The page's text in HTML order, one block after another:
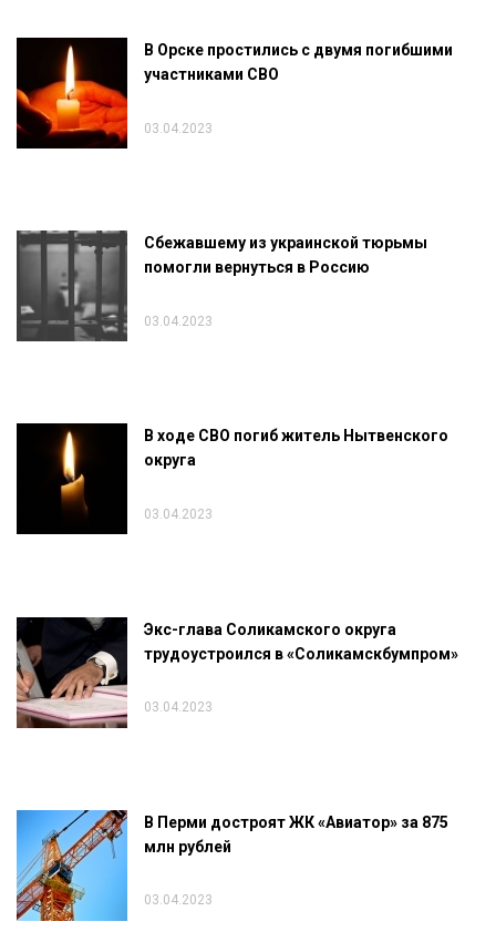
В Орске простились с двумя погибшими
участниками СВО
03.04.2023
Сбежавшему из украинской тюрьмы
помогли вернуться в Россию
03.04.2023
В ходе СВО погиб житель Нытвенского
округа
03.04.2023
Экс-глава Соликамского округа
трудоустроился в «Соликамскбумпром»
03.04.2023
В Перми достроят ЖК «Авиатор» за 875
млн рублей
03.04.2023